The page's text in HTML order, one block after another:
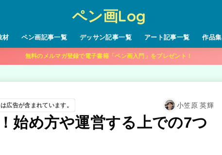
ペン画Log
材 ペン画記事一覧 デッサン記事一覧 アート記事一覧 作品集
無料のメルマガ登録で電子書籍「ペン画入門」をプレゼント！
広告が含まれています。 小笠原 英輝
始め方や運営する上での7つ